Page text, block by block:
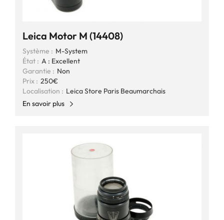
Leica Motor M (14408)
Système : M-System
État : A : Excellent
Garantie : Non
Prix : 250€
Localisation : Leica Store Paris Beaumarchais
En savoir plus